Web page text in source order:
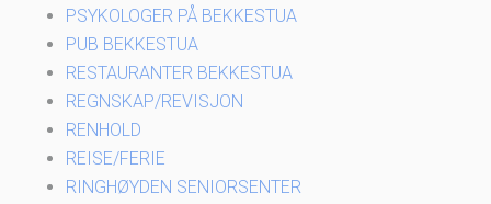
PSYKOLOGER PÅ BEKKESTUA
PUB BEKKESTUA
RESTAURANTER BEKKESTUA
REGNSKAP/REVISJON
RENHOLD
REISE/FERIE
RINGHØYDEN SENIORSENTER